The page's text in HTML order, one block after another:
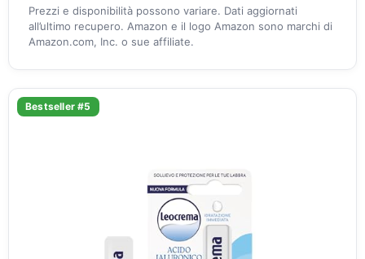
Prezzi e disponibilità possono variare. Dati aggiornati
all’ultimo recupero. Amazon e il logo Amazon sono marchi di
Amazon.com, Inc. o sue affiliate.
Bestseller #5